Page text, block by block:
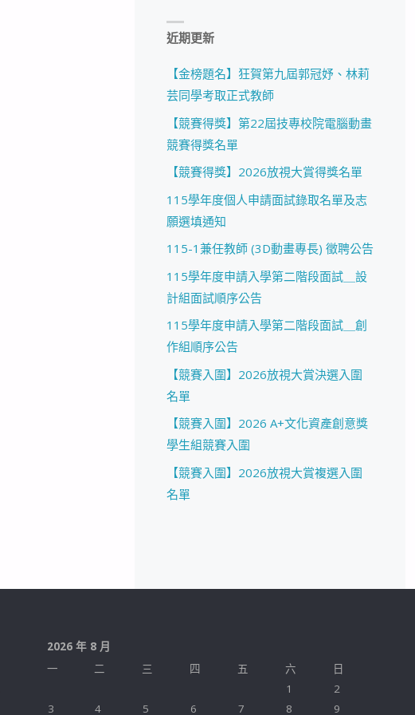
近期更新
【金榜題名】狂賀第九屆郭冠妤、林莉
芸同學考取正式教師
【競賽得獎】第22屆技專校院電腦動畫
競賽得獎名單
【競賽得獎】2026放視大賞得獎名單
115學年度個人申請面試錄取名單及志
願選填通知
115-1兼任教師 (3D動畫專長) 徵聘公告
115學年度申請入學第二階段面試＿設
計組面試順序公告
115學年度申請入學第二階段面試＿創
作組順序公告
【競賽入圍】2026放視大賞決選入圍
名單
【競賽入圍】2026 A+文化資產創意獎
學生組競賽入圍
【競賽入圍】2026放視大賞複選入圍
名單
2026 年 8 月
一
二 三 四 五 六
日
1
2
3
4 5 6 7 8 9